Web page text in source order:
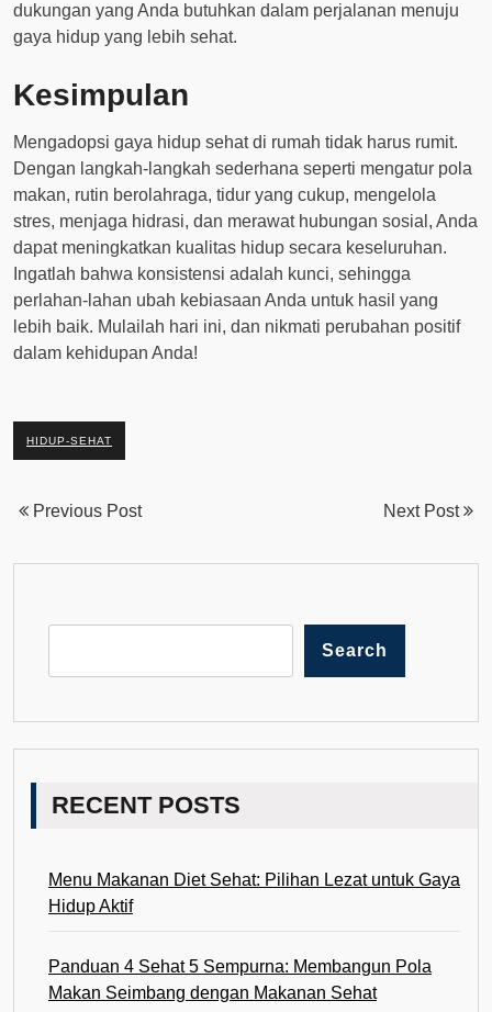
dukungan yang Anda butuhkan dalam perjalanan menuju
gaya hidup yang lebih sehat.
Kesimpulan
Mengadopsi gaya hidup sehat di rumah tidak harus rumit.
Dengan langkah-langkah sederhana seperti mengatur pola
makan, rutin berolahraga, tidur yang cukup, mengelola
stres, menjaga hidrasi, dan merawat hubungan sosial, Anda
dapat meningkatkan kualitas hidup secara keseluruhan.
Ingatlah bahwa konsistensi adalah kunci, sehingga
perlahan-lahan ubah kebiasaan Anda untuk hasil yang
lebih baik. Mulailah hari ini, dan nikmati perubahan positif
dalam kehidupan Anda!
HIDUP-SEHAT
Previous Post Next Post
Search
RECENT POSTS
Menu Makanan Diet Sehat: Pilihan Lezat untuk Gaya
Hidup Aktif
Panduan 4 Sehat 5 Sempurna: Membangun Pola
Makan Seimbang dengan Makanan Sehat